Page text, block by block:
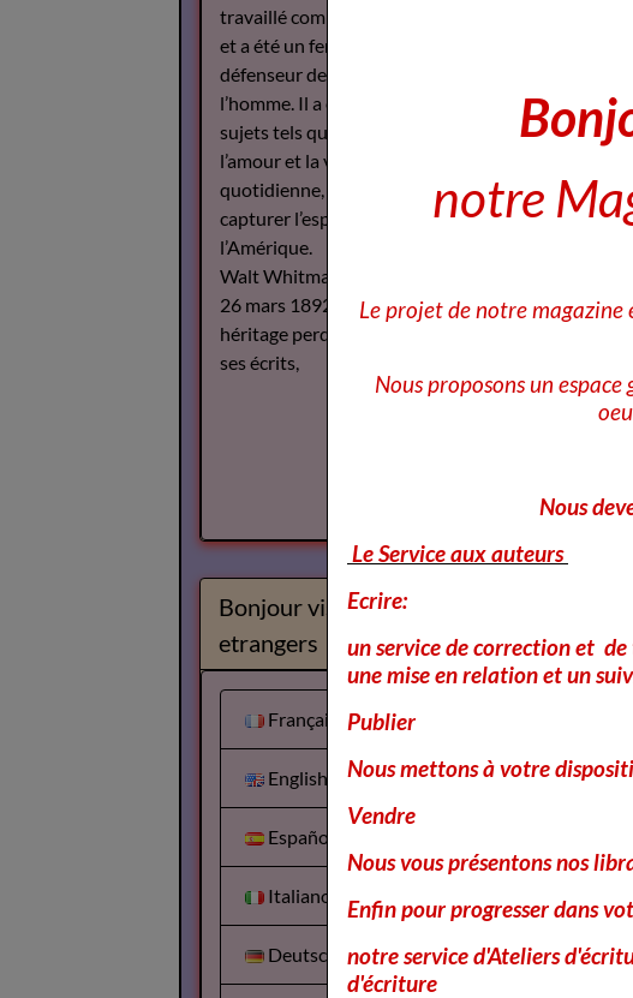
travaillé comme journaliste
et a été un fervent
défenseur des droits de
l’homme. Il a écrit sur des
sujets tels que la guerre,
l’amour et la vie
quotidienne, cherchant à
capturer l’esprit de
l’Amérique.
Walt Whitman est décédé le
26 mars 1892, mais son
héritage perdure à travers
ses écrits,
Bonjour visiteurs
etrangers
Français
English
Español
Italiano
Deutsch
notre
Le projet de notre magazine
Nous proposons un
Nous
Le Service aux auteurs
Ecrire:
un service de correction et
une mise en relation et un
Publier
Nous mettons à votre
Vendre
Nous vous présentons nos
Enfin pour progresser dans
notre service d'Ateliers
d'écriture